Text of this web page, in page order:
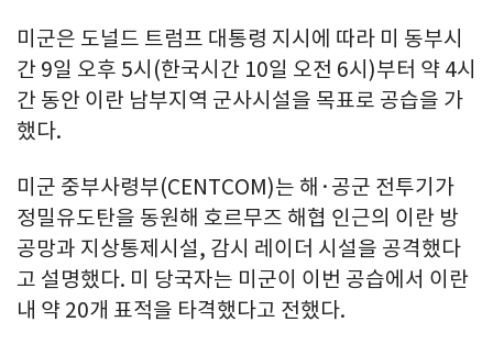
미군은 도널드 트럼프 대통령 지시에 따라 미 동부시
간 9일 오후 5시(한국시간 10일 오전 6시)부터 약 4시
간 동안 이란 남부지역 군사시설을 목표로 공습을 가
했다.
미군 중부사령부(CENTCOM)는 해·공군 전투기가
정밀유도탄을 동원해 호르무즈 해협 인근의 이란 방
공망과 지상통제시설, 감시 레이더 시설을 공격했다
고 설명했다. 미 당국자는 미군이 이번 공습에서 이란
내 약 20개 표적을 타격했다고 전했다.